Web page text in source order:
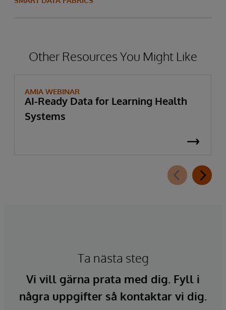
Other Resources You Might Like
AMIA WEBINAR
AI-Ready Data for Learning Health
Systems
Ta nästa steg
Vi vill gärna prata med dig. Fyll i
några uppgifter så kontaktar vi dig.